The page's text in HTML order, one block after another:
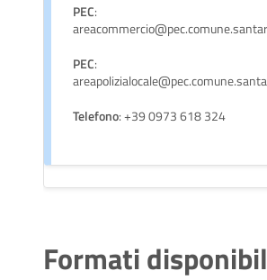
PEC:
PEC:
Telefono: +39 0973 618 324
Formati